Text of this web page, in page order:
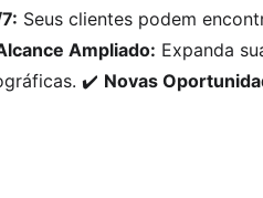
Seus clientes podem
Ampliado: Expanda
✔️ Novas